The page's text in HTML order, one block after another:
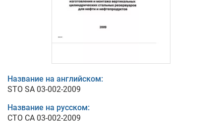
Название на английском:
STO SA 03-002-2009
Название на русском:
СТО СА 03-002-2009